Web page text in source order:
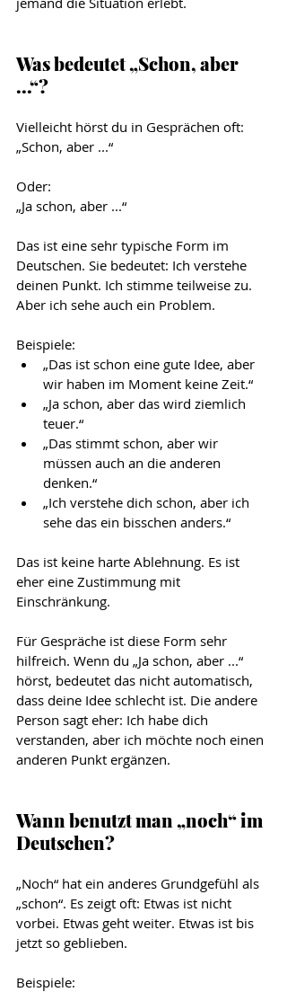
Was bedeutet „Schon, aber
...“?
Vielleicht hörst du in Gesprächen oft:
„Schon, aber ...“
Oder:
„Ja schon, aber ...“
Das ist eine sehr typische Form im
Deutschen. Sie bedeutet: Ich verstehe
deinen Punkt. Ich stimme teilweise zu.
Aber ich sehe auch ein Problem.
Beispiele:
„Das ist schon eine gute Idee, aber
wir haben im Moment keine Zeit.“
„Ja schon, aber das wird ziemlich
teuer.“
„Das stimmt schon, aber wir
müssen auch an die anderen
denken.“
„Ich verstehe dich schon, aber ich
sehe das ein bisschen anders.“
Das ist keine harte Ablehnung. Es ist
eher eine Zustimmung mit
Einschränkung.
Für Gespräche ist diese Form sehr
hilfreich. Wenn du „Ja schon, aber ...“
hörst, bedeutet das nicht automatisch,
dass deine Idee schlecht ist. Die andere
Person sagt eher: Ich habe dich
verstanden, aber ich möchte noch einen
anderen Punkt ergänzen.
Wann benutzt man „noch“ im
Deutschen?
„Noch“ hat ein anderes Grundgefühl als
„schon“. Es zeigt oft: Etwas ist nicht
vorbei. Etwas geht weiter. Etwas ist bis
jetzt so geblieben.
Beispiele: